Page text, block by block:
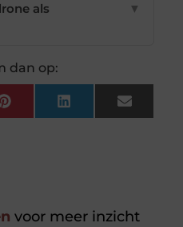
als
▼
dan op:
Pinterest LinkedIn Email
voor meer inzicht